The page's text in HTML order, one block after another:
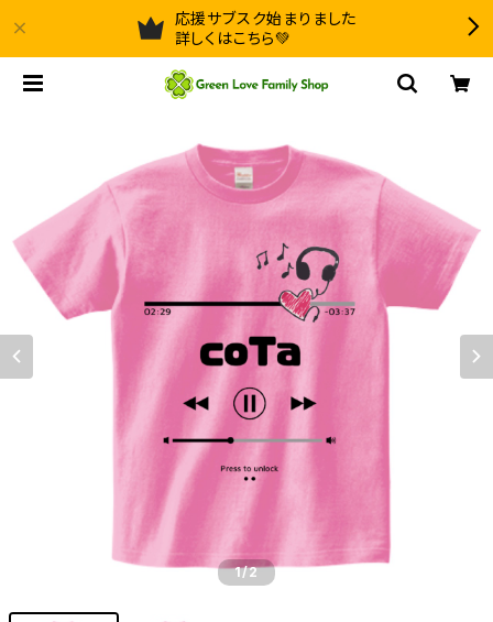
応援サブスク始まりました
詳しくはこちら💚
1/2